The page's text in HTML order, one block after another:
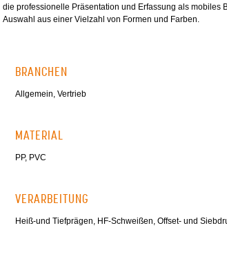
die professionelle Präsentation und Erfassung als mobiles
Auswahl aus einer Vielzahl von Formen und Farben.
BRANCHEN
Allgemein, Vertrieb
MATERIAL
PP, PVC
VERARBEITUNG
Heiß-und Tiefprägen, HF-Schweißen, Offset- und